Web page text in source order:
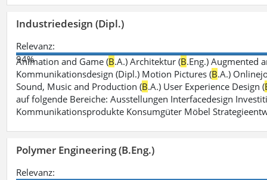
Industriedesign (Dipl.)
Relevanz:
94%
Animation and Game (B.A.) Architektur (B.Eng.) Augmented
Kommunikationsdesign (Dipl.) Motion Pictures (B.A.)
Sound, Music and Production (B.A.) User Experience Design (
auf folgende Bereiche: Ausstellungen Interfacedesign
Kommunikationsprodukte Konsumgüter Möbel
Polymer Engineering (B.Eng.)
Relevanz: